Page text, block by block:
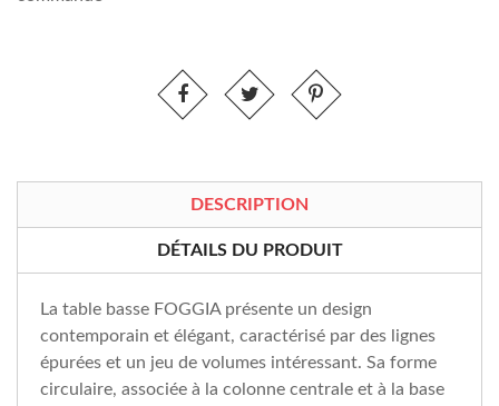
DESCRIPTION
DÉTAILS DU PRODUIT
La table basse FOGGIA présente un design
contemporain et élégant, caractérisé par des lignes
épurées et un jeu de volumes intéressant. Sa forme
circulaire, associée à la colonne centrale et à la base